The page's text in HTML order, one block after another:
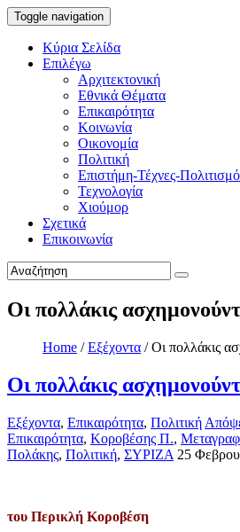
Toggle navigation
Κύρια Σελίδα
Επιλέγω
Αρχιτεκτονική
Εθνικά Θέματα
Επικαιρότητα
Κοινωνία
Οικονομία
Πολιτική
Επιστήμη-Τέχνες-
Τεχνολογία
Χιούμορ
Σχετικά
Επικοινωνία
Οι πολλάκις
Home / Εξέχοντα / Οι πολλάκις
Οι πολλάκις
Εξέχοντα, Επικαιρότητα, Πολιτική
Επικαιρότητα, Κοροβέσης Π.,
Πολάκης, Πολιτική, ΣΥΡΙΖΑ 25
του Περικλή Κοροβέση